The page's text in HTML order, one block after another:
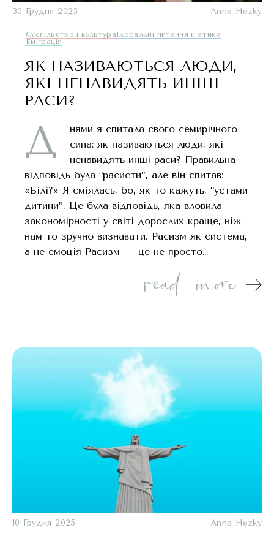
30 Грудня 2025 Anna Hezky
Суспільство і культура Глобальні питання й етика
Еміграція
ЯК НАЗИВАЮТЬСЯ ЛЮДИ,
ЯКІ НЕНАВИДЯТЬ ИНШІ
РАСИ?
Д
нями я спитала свого семирічного
сина: як називаються люди, які
ненавидять инші раси? Правильна
відповідь була “расисти”, але він спитав:
«Білі?» Я сміялась, бо, як то кажуть, “устами
дитини”. Це була відповідь, яка вловила
закономірності у світі дорослих краще, ніж
нам то зручно визнавати. Расизм як система,
а не емоція Расизм — це не просто…
10 Грудня 2025 Anna Hezky